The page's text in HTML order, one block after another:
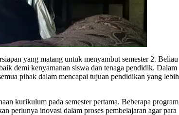
yang matang untuk menyambut semester 2. Beliau
demi kenyamanan siswa dan tenaga pendidik. Dalam
pihak dalam mencapai tujuan pendidikan yang lebih
kurikulum pada semester pertama. Beberapa program
perlunya inovasi dalam proses pembelajaran agar para